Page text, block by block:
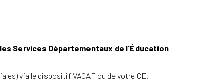
Services Départementaux de l'Éducation
via le dispositif VACAF ou de votre CE.